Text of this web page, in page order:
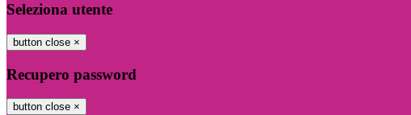
Seleziona utente
button close ×
Recupero password
button close ×